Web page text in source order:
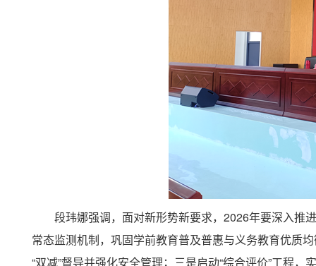
段玮娜强调，面对新形势新要求，2026年要深入推
常态监测机制，巩固学前教育普及普惠与义务教育优质
“双减”督导并强化安全管理；三是启动“综合评价”工程